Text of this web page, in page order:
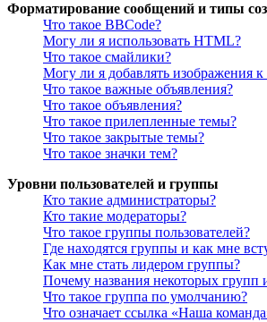
Форматирование сообщений и типы
Что такое BBCode?
Могу ли я использовать HTML?
Что такое смайлики?
Могу ли я добавлять изображения
Что такое важные объявления?
Что такое объявления?
Что такое прилепленные темы?
Что такое закрытые темы?
Что такое значки тем?
Уровни пользователей и группы
Кто такие администраторы?
Кто такие модераторы?
Что такое группы пользователей?
Где находятся группы и как мне
Как мне стать лидером группы?
Почему названия некоторых групп
Что такое группа по умолчанию?
Что означает ссылка «Наша